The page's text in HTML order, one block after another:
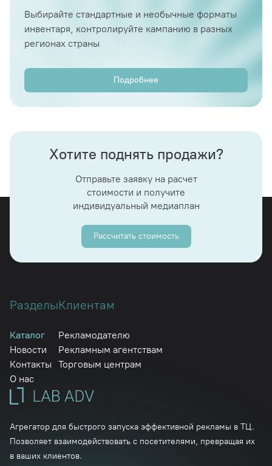
Выбирайте стандартные и необычные форматы
инвентаря, контролируйте кампанию в разных
регионах страны
Подробнее
Хотите поднять продажи?
Отправьте заявку на расчет
стоимости и получите
индивидуальный медиаплан
Рассчитать стоимость
Агрегатор для быстрого запуска эффективной рекламы в ТЦ.
Позволяет взаимодействовать с посетителями, превращая их
в ваших клиентов.
Разделы
Каталог
Новости
Контакты
О нас
Клиентам
Рекламодателю
Рекламным агентствам
Торговым центрам